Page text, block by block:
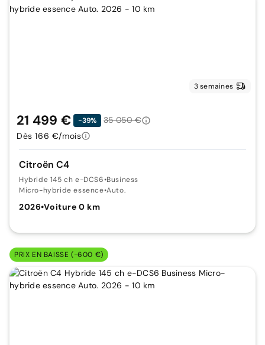
3 semaines
Citroën C4
Hybride 145 ch e-DCS6•Business
Micro-hybride essence•Auto.
2026•Voiture 0 km
21 499 € -39%
35 050 €
Dès 166 €/mois
PRIX EN BAISSE (-600 €)